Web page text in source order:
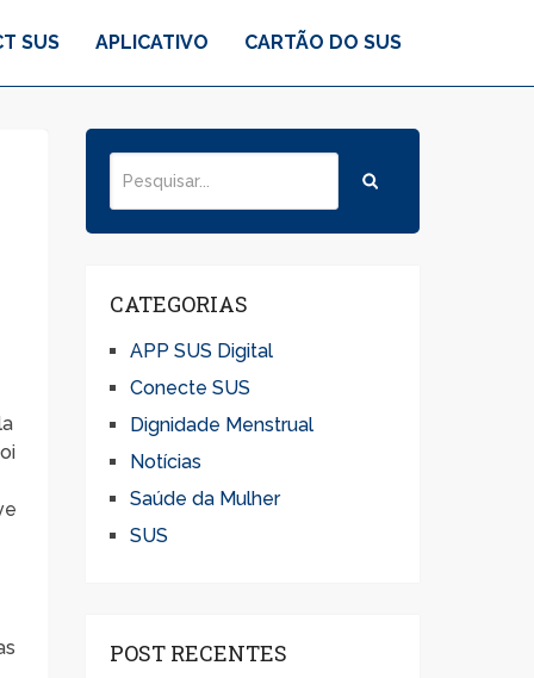
SUS APLICATIVO CARTÃO DO SUS
CATEGORIAS
APP SUS Digital
Conecte SUS
Dignidade Menstrual
Notícias
Saúde da Mulher
SUS
POST RECENTES